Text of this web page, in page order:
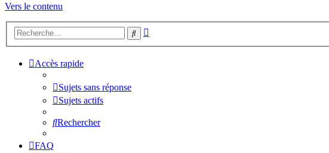
Vers le contenu
Rechercher
Accès rapide
Sujets sans réponse
Sujets actifs
Rechercher
FAQ